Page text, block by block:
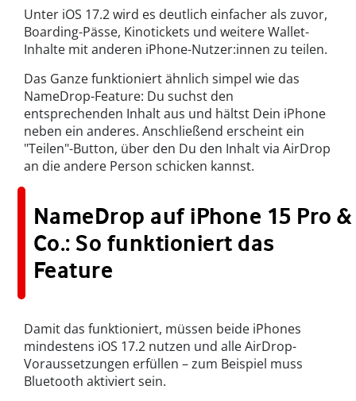
Unter iOS 17.2 wird es deutlich einfacher als zuvor,
Boarding-Pässe, Kinotickets und weitere Wallet-
Inhalte mit anderen iPhone-Nutzer:innen zu teilen.
Das Ganze funktioniert ähnlich simpel wie das
NameDrop-Feature: Du suchst den
entsprechenden Inhalt aus und hältst Dein iPhone
neben ein anderes. Anschließend erscheint ein
"Teilen"-Button, über den Du den Inhalt via AirDrop
an die andere Person schicken kannst.
NameDrop auf iPhone 15 Pro &
Co.: So funktioniert das
Feature
Damit das funktioniert, müssen beide iPhones
mindestens iOS 17.2 nutzen und alle AirDrop-
Voraussetzungen erfüllen – zum Beispiel muss
Bluetooth aktiviert sein.